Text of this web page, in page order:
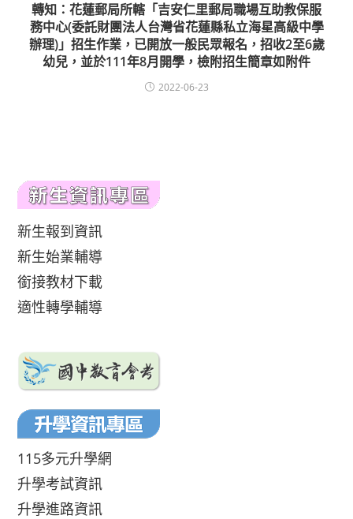
轉知：花蓮郵局所轄「吉安仁里郵局職場互助教保服
務中心(委託財團法人台灣省花蓮縣私立海星高級中學
辦理)」招生作業，已開放一般民眾報名，招收2至6歲
幼兒，並於111年8月開學，檢附招生簡章如附件
2022-06-23
新生報到資訊
新生始業輔導
銜接教材下載
適性轉學輔導
115多元升學網
升學考試資訊
升學進路資訊